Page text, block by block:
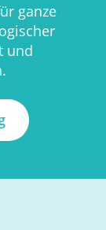
ganze
und